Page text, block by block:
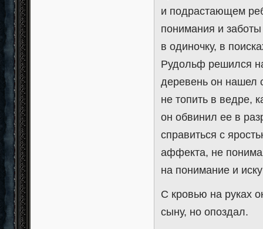
и подрастающем
понимания и
в одиночку, в
Рудольф решился
деревень он нашел
не топить в ведре,
он обвинил ее в
справиться с
аффекта, не
на понимание и
С кровью на руках
сыну, но опоздал.